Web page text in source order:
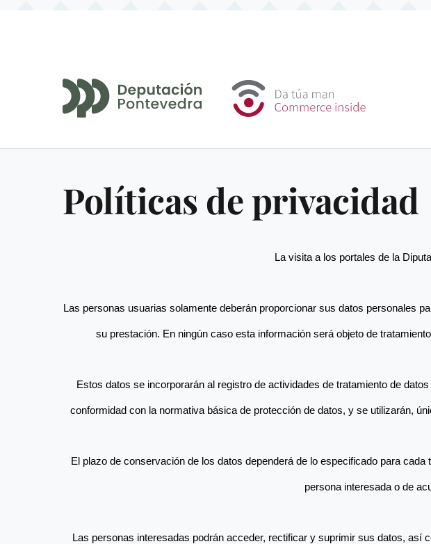
Sobrescribir
enlaces
de
a
navegación
Políticas de privacidad
La visita a los portales de la
Las personas usuarias solamente deberán proporcionar sus datos personales
su prestación. En ningún caso esta información será objeto de
Estos datos se incorporarán al registro de actividades de tratamiento de
conformidad con la normativa básica de protección de datos, y se utilizarán,
El plazo de conservación de los datos dependerá de lo especificado para
persona interesada o de
Las personas interesadas podrán acceder, rectificar y suprimir sus datos,